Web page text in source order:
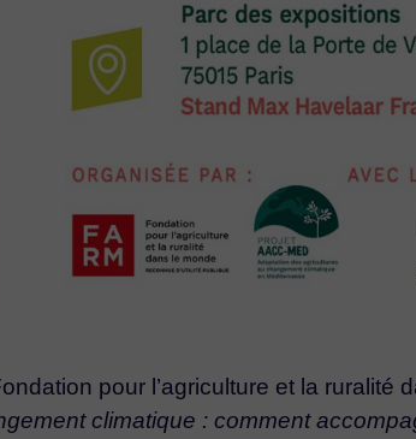
pour l’agriculture et la ruralité
climatique : comment